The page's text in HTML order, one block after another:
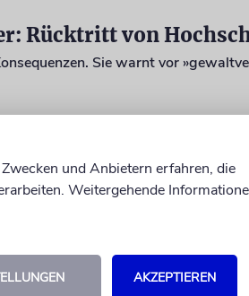
und Anbietern erfahren, die
Weitergehende
AKZEPTIEREN